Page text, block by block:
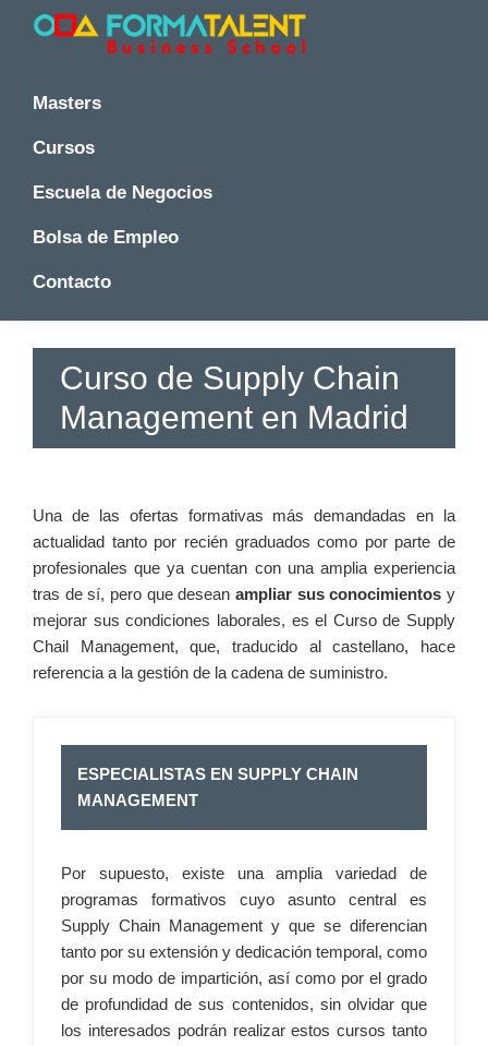
Saltar
Saltar
Saltar
principal
y
Master
en
Madrid
Formatalent
y
en
-
Formatalent
Masters
Cursos
Escuela de Negocios
Bolsa de Empleo
Contacto
Curso de Supply Chain
Management en Madrid
Una de las ofertas formativas más demandadas en la
actualidad tanto por recién graduados como por parte de
profesionales que ya cuentan con una amplia experiencia
tras de sí, pero que desean ampliar sus conocimientos y
mejorar sus condiciones laborales, es el Curso de Supply
Chail Management, que, traducido al castellano, hace
referencia a la gestión de la cadena de suministro.
ESPECIALISTAS EN SUPPLY CHAIN
MANAGEMENT
Por supuesto, existe una amplia variedad de
programas formativos cuyo asunto central es
Supply Chain Management y que se diferencian
tanto por su extensión y dedicación temporal, como
por su modo de impartición, así como por el grado
de profundidad de sus contenidos, sin olvidar que
los interesados podrán realizar estos cursos tanto